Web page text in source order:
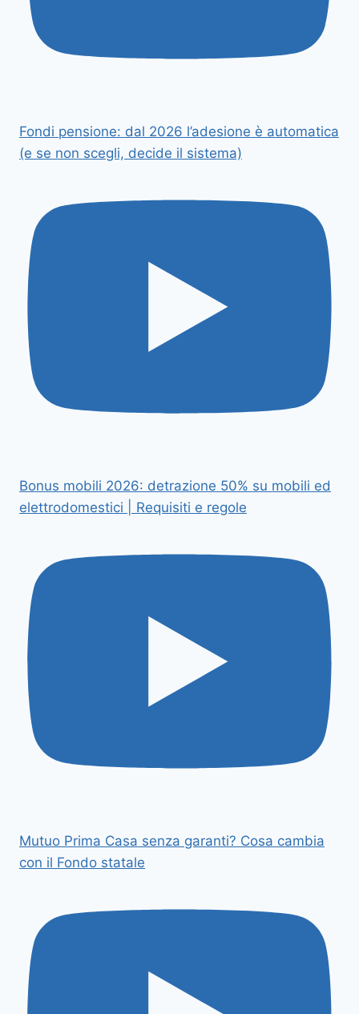
Fondi pensione: dal 2026 l’adesione è automatica
(e se non scegli, decide il sistema)
Bonus mobili 2026: detrazione 50% su mobili ed
elettrodomestici | Requisiti e regole
Mutuo Prima Casa senza garanti? Cosa cambia
con il Fondo statale